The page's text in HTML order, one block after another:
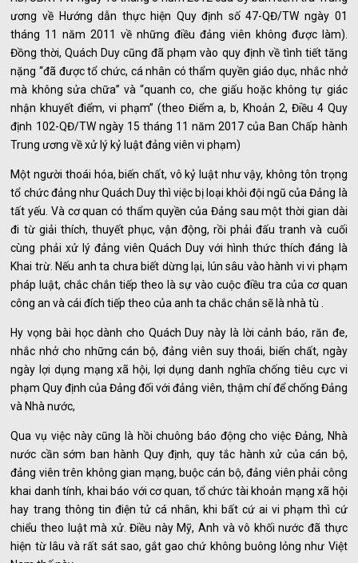
ương về Hướng dẫn thực hiện Quy định số 47-QĐ/TW ngày 01
tháng 11 năm 2011 về những điều đảng viên không được làm).
Đồng thời, Quách Duy cũng đã phạm vào quy định về tình tiết tăng
nặng “đã được tổ chức, cá nhân có thẩm quyền giáo dục, nhắc nhở
mà không sửa chữa” và “quanh co, che giấu hoặc không tự giác
nhận khuyết điểm, vi phạm” (theo Điểm a, b, Khoản 2, Điều 4 Quy
định 102-QĐ/TW ngày 15 tháng 11 năm 2017 của Ban Chấp hành
Trung ương về xử lý kỷ luật đảng viên vi phạm)
Một người thoái hóa, biến chất, vô kỷ luật như vậy, không tôn trọng
tổ chức đảng như Quách Duy thì việc bị loại khỏi đội ngũ của Đảng là
tất yếu. Và cơ quan có thẩm quyền của Đảng sau một thời gian dài
đi từ giải thích, thuyết phục, vận động, rồi phải đấu tranh và cuối
cùng phải xử lý đảng viên Quách Duy với hình thức thích đáng là
Khai trừ. Nếu anh ta chưa biết dừng lại, lún sâu vào hành vi vi phạm
pháp luật, chắc chắn tiếp theo là sự vào cuộc điều tra của cơ quan
công an và cái đích tiếp theo của anh ta chắc chắn sẽ là nhà tù .
Hy vọng bài học dành cho Quách Duy này là lời cảnh báo, răn đe,
nhắc nhở cho những cán bộ, đảng viên suy thoái, biến chất, ngày
ngày lợi dụng mạng xã hội, lợi dụng danh nghĩa chống tiêu cực vi
phạm Quy định của Đảng đối với đảng viên, thậm chí để chống Đảng
và Nhà nước,
Qua vụ việc này cũng là hồi chuông báo động cho việc Đảng, Nhà
nước cần sớm ban hành Quy định, quy tắc hành xử của cán bộ,
đảng viên trên không gian mạng, buộc cán bộ, đảng viên phải công
khai danh tính, khai báo với cơ quan, tổ chức tài khoản mạng xã hội
hay trang thông tin điện tử cá nhân, khi bất cứ ai vi phạm thì cứ
chiểu theo luật mà xử. Điều này Mỹ, Anh và vô khối nước đã thực
hiện từ lâu và rất sát sao, gắt gao chứ không buông lỏng như Việt